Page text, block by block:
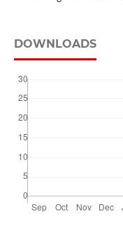
DOWNLOADS